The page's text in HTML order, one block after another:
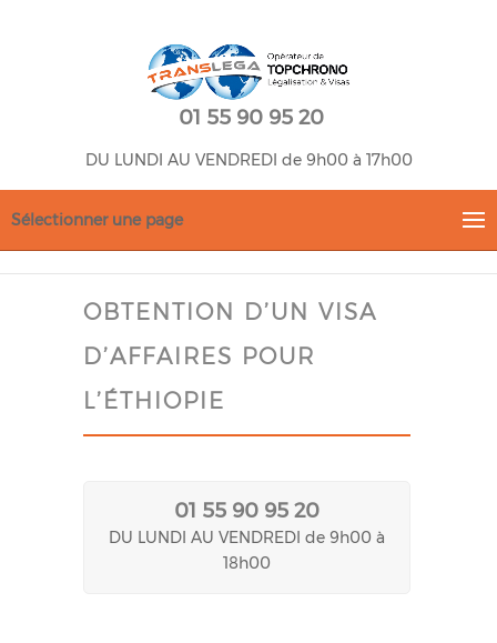
01 55 90 95 20
DU LUNDI AU VENDREDI de 9h00 à 17h00
Sélectionner une page
OBTENTION D’UN VISA
D’AFFAIRES POUR
L’ÉTHIOPIE
01 55 90 95 20
DU LUNDI AU VENDREDI de 9h00 à
18h00